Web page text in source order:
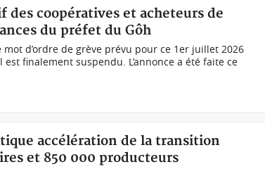
coopératives et acheteurs de
du préfet du Gôh
mot d’ordre de grève prévu pour ce 1er juillet 2026
finalement suspendu. L’annonce a été faite ce
accélération de la transition
et 850 000 producteurs